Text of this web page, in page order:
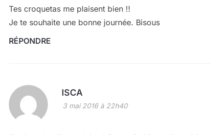
Tes croquetas me plaisent bien !!
Je te souhaite une bonne journée. Bisous
RÉPONDRE
ISCA
3 mai 2016 à 22h40